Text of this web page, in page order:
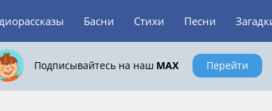
Басни Стихи Песни
Подписывайтесь на наш MAX Перейти